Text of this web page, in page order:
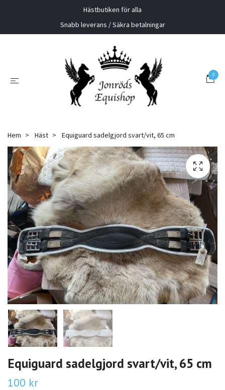
Hästbutiken för alla
Snabb leverans / Säkra betalningar
0
Hem Häst Equiguard sadelgjord svart/vit, 65 cm
Equiguard sadelgjord svart/vit, 65 cm
100 kr